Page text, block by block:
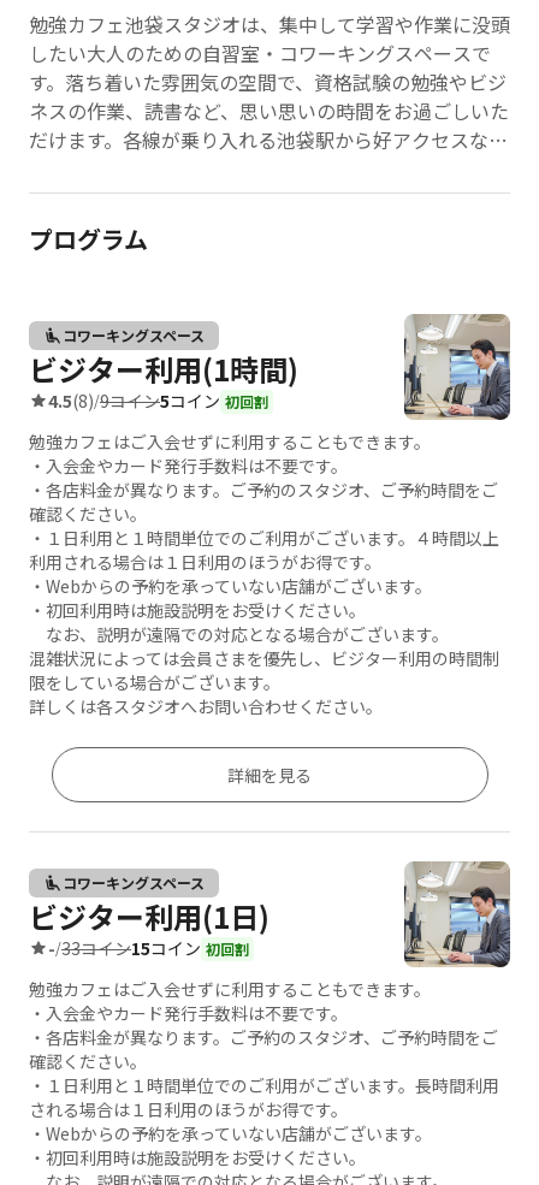
勉強カフェ池袋スタジオは、集中して学習や作業に没頭
したい大人のための自習室・コワーキングスペースで
す。落ち着いた雰囲気の空間で、資格試験の勉強やビジ
ネスの作業、読書など、思い思いの時間をお過ごしいた
だけます。各線が乗り入れる池袋駅から好アクセスな立
魅力です。あなたの目標達成を快適な環境からサポート
します。
HP： https://www.benkyo-cafe.net/
プログラム
コワーキングスペース
ビジター利用(1時間)
4.5(8)/9コイン5コイン 初回割
勉強カフェはご入会せずに利用することもできます。
・入会金やカード発行手数料は不要です。
・各店料金が異なります。ご予約のスタジオ、ご予約時間をご
確認ください。
・１日利用と１時間単位でのご利用がございます。４時間以上
利用される場合は１日利用のほうがお得です。
・Webからの予約を承っていない店舗がございます。
・初回利用時は施設説明をお受けください。
なお、説明が遠隔での対応となる場合がございます。
混雑状況によっては会員さまを優先し、ビジター利用の時間制
限をしている場合がございます。
詳しくは各スタジオへお問い合わせください。
詳細を見る
コワーキングスペース
ビジター利用(1日)
-/33コイン15コイン 初回割
勉強カフェはご入会せずに利用することもできます。
・入会金やカード発行手数料は不要です。
・各店料金が異なります。ご予約のスタジオ、ご予約時間をご
確認ください。
・１日利用と１時間単位でのご利用がございます。長時間利用
される場合は１日利用のほうがお得です。
・Webからの予約を承っていない店舗がございます。
・初回利用時は施設説明をお受けください。